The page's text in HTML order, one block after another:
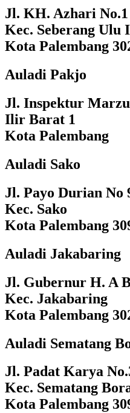
Jl. KH. Azhari
Kec. Seberang Ulu
Kota Palembang
Auladi Pakjo
Jl. Inspektur
Ilir Barat 1
Kota Palembang
Auladi Sako
Jl. Payo Durian No
Kec. Sako
Kota Palembang
Auladi Jakabaring
Jl. Gubernur H. A
Kec. Jakabaring
Kota Palembang
Auladi Sematang
Jl. Padat Karya
Kec. Sematang
Kota Palembang